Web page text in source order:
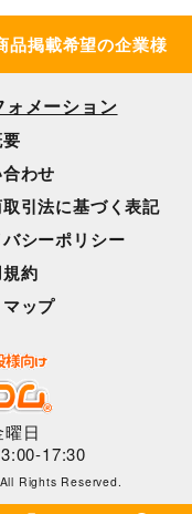
品掲載希望の企業様
ォメーション
わせ
引法に基づく表記
シーポリシー
約
ップ
日
17:30
Rights Reserved.